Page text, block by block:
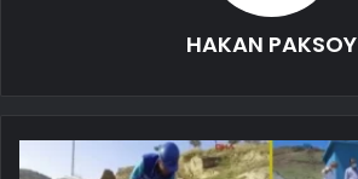
HAKAN PAKSOY